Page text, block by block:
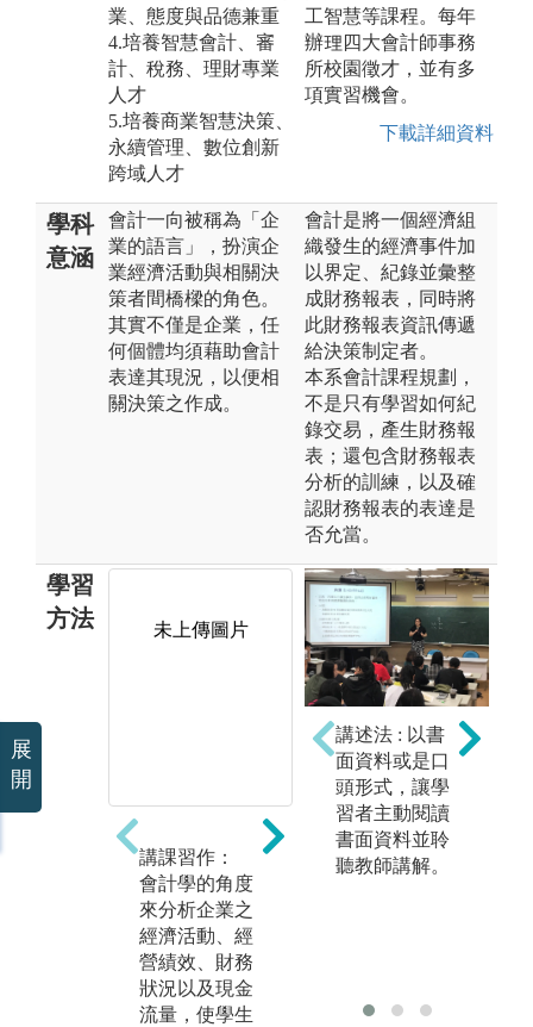
業、態度與品德兼重
4.培養智慧會計、審
計、稅務、理財專業
人才
5.培養商業智慧決策、
永續管理、數位創新
跨域人才
工智慧等課程。每年
辦理四大會計師事務
所校園徵才，並有多
項實習機會。
下載詳細資料
學科
意涵
會計一向被稱為「企
業的語言」，扮演企
業經濟活動與相關決
策者間橋樑的角色。
其實不僅是企業，任
何個體均須藉助會計
表達其現況，以便相
關決策之作成。
會計是將一個經濟組
織發生的經濟事件加
以界定、紀錄並彙整
成財務報表，同時將
此財務報表資訊傳遞
給決策制定者。
本系會計課程規劃，
不是只有學習如何紀
錄交易，產生財務報
表；還包含財務報表
分析的訓練，以及確
認財務報表的表達是
否允當。
學習
方法
未上傳圖片
講課習作：
會計學的角度
來分析企業之
經濟活動、經
營績效、財務
狀況以及現金
流量，使學生
未上傳圖片
問題討論：
總交易並學會
講述法 : 以書
面資料或是口
頭形式，讓學
習者主動閱讀
書面資料並聆
聽教師講解。
展
開